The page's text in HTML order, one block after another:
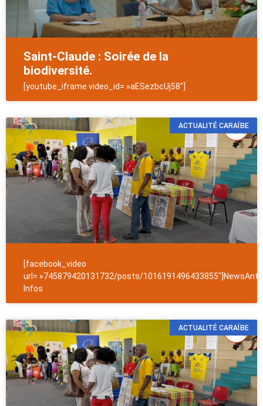
Saint-Claude : Soirée de la
biodiversité.
[youtube_iframe video_id= »aESezbcUj58″]
ACTUALITÉ CARAÏBE
[facebook_video
url= »745879420131732/posts/
Infos
ACTUALITÉ CARAÏBE